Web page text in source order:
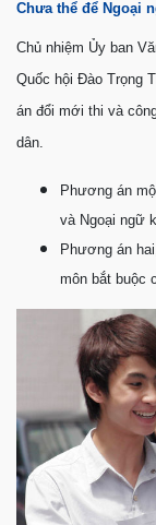
Chưa thể để Ngoại
Chủ nhiệm Ủy ban
Quốc hội Đào Trọng
án đổi mới thi và
dân.
Phương án
và Ngoại ngữ
Phương án
môn bắt buộc